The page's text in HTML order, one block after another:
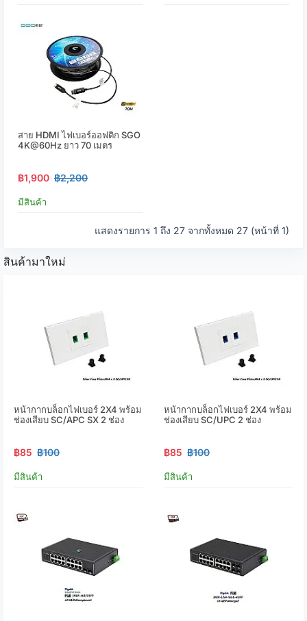
สาย HDMI ไฟเบอร์ออฟติก SGO
4K@60Hz ยาว 70 เมตร
฿1,900 ฿2,200
มีสินค้า
แสดงรายการ 1 ถึง 27 จากทั้งหมด 27 (หน้าที่ 1)
สินค้ามาใหม่
หน้ากากบล็อกไฟเบอร์ 2X4 พร้อม
ช่องเสียบ SC/APC SX 2 ช่อง
฿85 ฿100
มีสินค้า
หน้ากากบล็อกไฟเบอร์ 2X4 พร้อม
ช่องเสียบ SC/UPC 2 ช่อง
฿85 ฿100
มีสินค้า